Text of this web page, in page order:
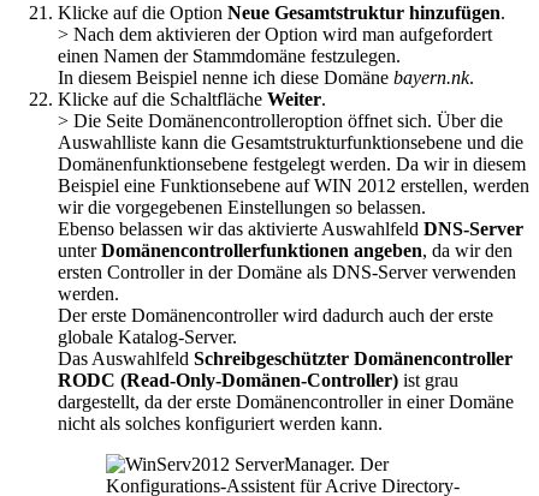
Klicke auf die Option Neue Gesamtstruktur hinzufügen.
> Nach dem aktivieren der Option wird man aufgefordert
einen Namen der Stammdomäne festzulegen.
In diesem Beispiel nenne ich diese Domäne bayern.nk.
Klicke auf die Schaltfläche Weiter.
> Die Seite Domänencontrolleroption öffnet sich. Über die
Auswahlliste kann die Gesamtstrukturfunktionsebene und die
Domänenfunktionsebene festgelegt werden. Da wir in diesem
Beispiel eine Funktionsebene auf WIN 2012 erstellen, werden
wir die vorgegebenen Einstellungen so belassen.
Ebenso belassen wir das aktivierte Auswahlfeld DNS-Server
unterDomänencontrollerfunktionen angeben, da wir den
ersten Controller in der Domäne als DNS-Server verwenden
werden.
Der erste Domänencontroller wird dadurch auch der erste
globale Katalog-Server.
Das Auswahlfeld Schreibgeschützter Domänencontroller
RODC (Read-Only-Domänen-Controller) ist grau
dargestellt, da der erste Domänencontroller in einer Domäne
nicht als solches konfiguriert werden kann.